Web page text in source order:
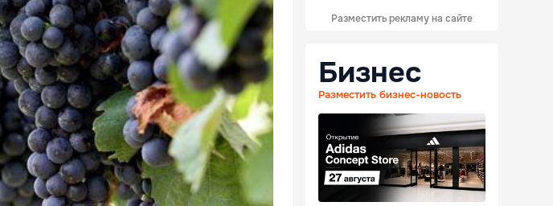
Разместить рекламу на сайте
Бизнес
Разместить бизнес-новость